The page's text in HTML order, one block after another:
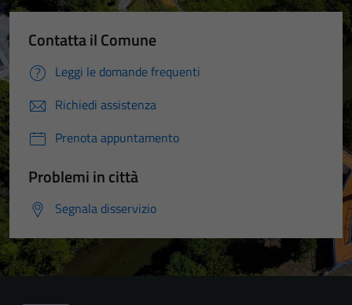
Contatta il Comune
Leggi le domande frequenti
Richiedi assistenza
Prenota appuntamento
Problemi in città
Segnala disservizio